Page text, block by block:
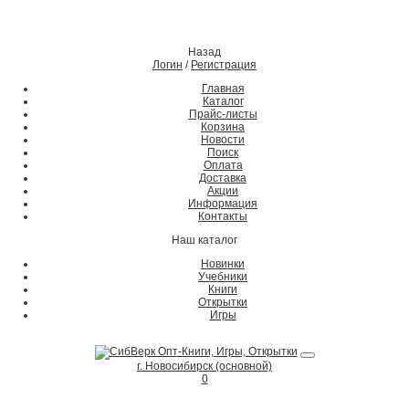
Назад
Логин / Регистрация
Главная
Каталог
Прайс-листы
Корзина
Новости
Поиск
Оплата
Доставка
Акции
Информация
Контакты
Наш каталог
Новинки
Учебники
Книги
Открытки
Игры
г. Новосибирск (основной)
0